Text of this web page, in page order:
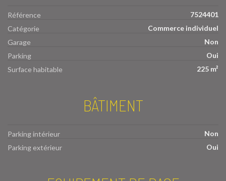
Référence
7524401
Catégorie
Commerce individuel
Garage
Non
Parking
Oui
Surface habitable
225 m²
BÂTIMENT
Parking intérieur
Non
Parking extérieur
Oui